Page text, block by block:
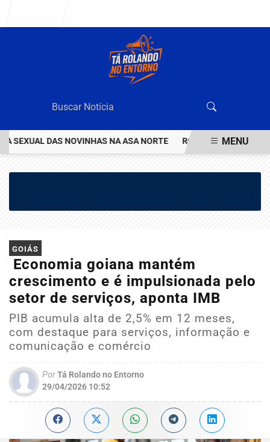
DAS NOVINHAS NA ASA NORTE ROTAM PRENDE HOMEM
MENU
GOIÁS
Economia goiana mantém
crescimento e é impulsionada pelo
setor de serviços, aponta IMB
PIB acumula alta de 2,5% em 12 meses,
com destaque para serviços, informação e
comunicação e comércio
PorTá Rolando no Entorno
29/04/2026 10:52